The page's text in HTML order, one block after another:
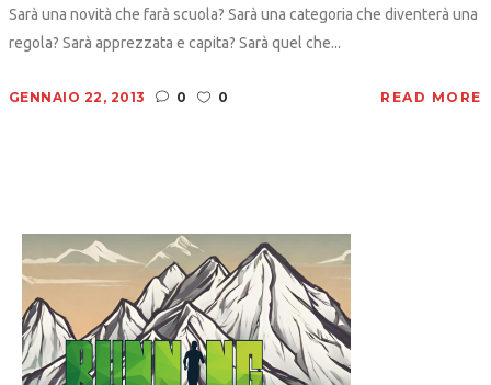
Sarà una novità che farà scuola? Sarà una categoria che diventerà una
regola? Sarà apprezzata e capita? Sarà quel che...
GENNAIO 22, 2013 0 0 READ MORE